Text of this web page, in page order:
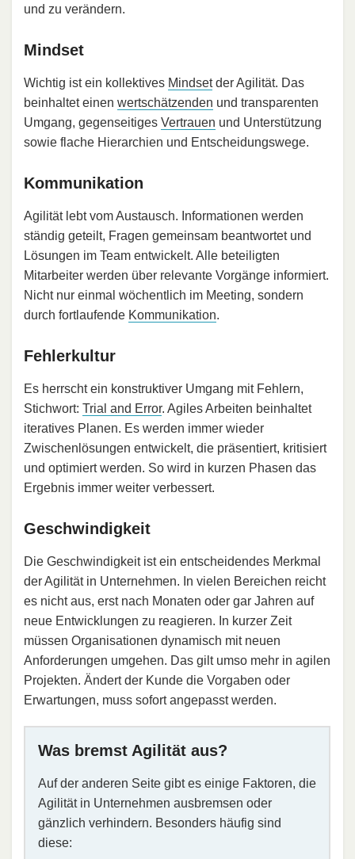
und zu verändern.
Mindset
Wichtig ist ein kollektives Mindsetder Agilität. Das
beinhaltet einen wertschätzenden und transparenten
Umgang, gegenseitiges Vertrauen und Unterstützung
sowie flache Hierarchien und Entscheidungswege.
Kommunikation
Agilität lebt vom Austausch. Informationen werden
ständig geteilt, Fragen gemeinsam beantwortet und
Lösungen im Team entwickelt. Alle beteiligten
Mitarbeiter werden über relevante Vorgänge informiert.
Nicht nur einmal wöchentlich im Meeting, sondern
durch fortlaufende Kommunikation.
Fehlerkultur
Es herrscht ein konstruktiver Umgang mit Fehlern,
Stichwort: Trial and Error. Agiles Arbeiten beinhaltet
iteratives Planen. Es werden immer wieder
Zwischenlösungen entwickelt, die präsentiert, kritisiert
und optimiert werden. So wird in kurzen Phasen das
Ergebnis immer weiter verbessert.
Geschwindigkeit
Die Geschwindigkeit ist ein entscheidendes Merkmal
der Agilität in Unternehmen. In vielen Bereichen reicht
es nicht aus, erst nach Monaten oder gar Jahren auf
neue Entwicklungen zu reagieren. In kurzer Zeit
müssen Organisationen dynamisch mit neuen
Anforderungen umgehen. Das gilt umso mehr in agilen
Projekten. Ändert der Kunde die Vorgaben oder
Erwartungen, muss sofort angepasst werden.
Was bremst Agilität aus?
Auf der anderen Seite gibt es einige Faktoren, die
Agilität in Unternehmen ausbremsen oder
gänzlich verhindern. Besonders häufig sind
diese: